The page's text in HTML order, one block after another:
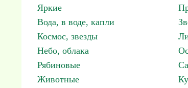
Яркие
Вода, в воде, капли
Космос, звезды
Небо, облака
Рябиновые
Животные